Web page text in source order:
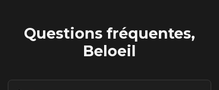
Questions fréquentes,
Beloeil